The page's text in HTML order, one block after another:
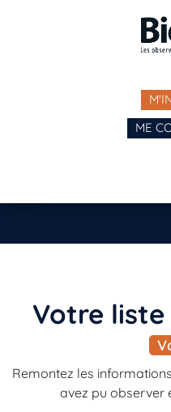
ME
Votre
Remontez les
avez pu observer